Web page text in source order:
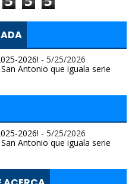
2026! - 5/25/2026
Antonio que iguala serie
2026! - 5/25/2026
Antonio que iguala serie